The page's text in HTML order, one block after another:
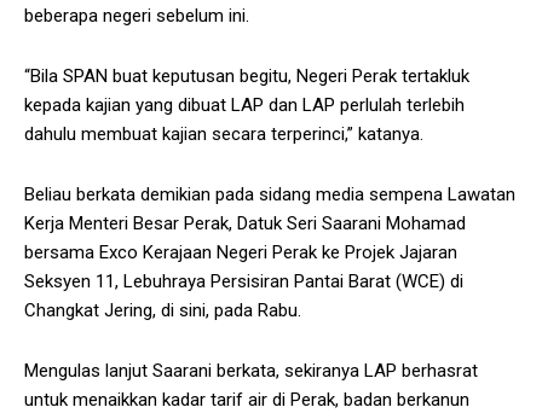
beberapa negeri sebelum ini.
“Bila SPAN buat keputusan begitu, Negeri Perak tertakluk
kepada kajian yang dibuat LAP dan LAP perlulah terlebih
dahulu membuat kajian secara terperinci,” katanya.
Beliau berkata demikian pada sidang media sempena Lawatan
Kerja Menteri Besar Perak, Datuk Seri Saarani Mohamad
bersama Exco Kerajaan Negeri Perak ke Projek Jajaran
Seksyen 11, Lebuhraya Persisiran Pantai Barat (WCE) di
Changkat Jering, di sini, pada Rabu.
Mengulas lanjut Saarani berkata, sekiranya LAP berhasrat
untuk menaikkan kadar tarif air di Perak, badan berkanun